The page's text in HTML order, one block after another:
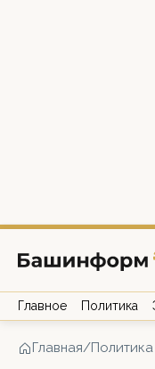
Главное Политика
Главная/Политика